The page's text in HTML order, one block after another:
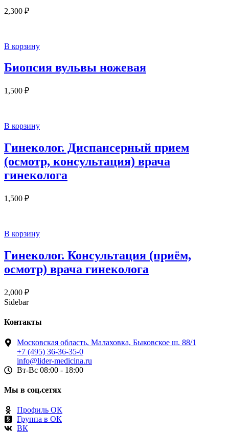
2,300 ₽
В корзину
Биопсия вульвы ножевая
1,500 ₽
В корзину
Гинеколог. Диспансерный прием
(осмотр, консультация) врача
гинеколога
1,500 ₽
В корзину
Гинеколог. Консультация (приём,
осмотр) врача гинеколога
2,000 ₽
Sidebar
Контакты
Московская область, Малаховка, Быковское ш. 88/1
+7 (495) 36-36-35-0
info@lider-medicina.ru
Вт-Вс 08:00 - 18:00
Мы в соц.сетях
Профиль ОК
Группа в ОК
ВК